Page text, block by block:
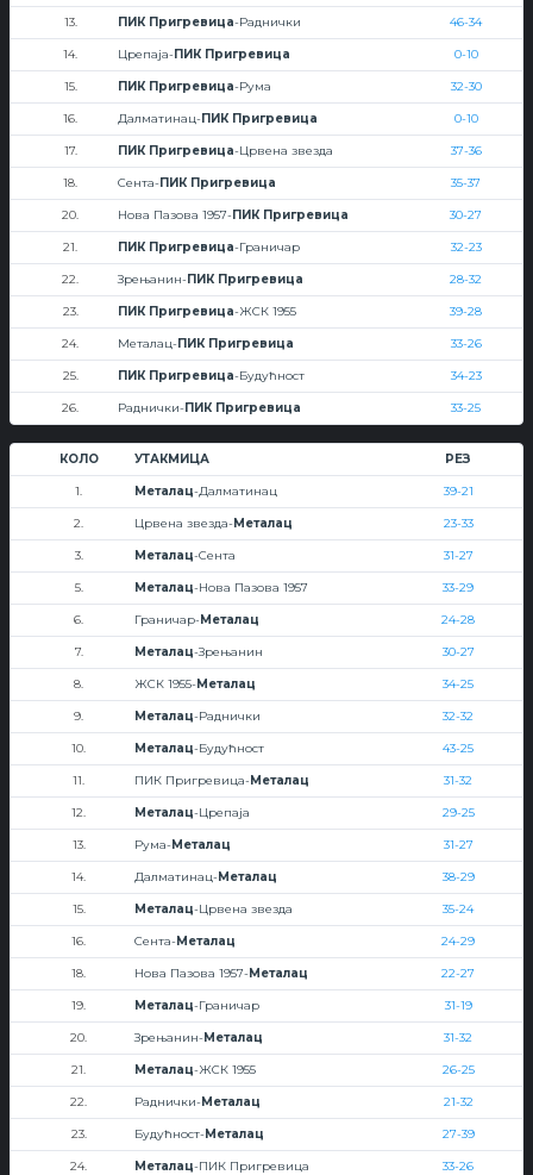
13. ПИК Пригревица-Раднички 46-34
14. Црепаја-ПИК Пригревица 0-10
15. ПИК Пригревица-Рума 32-30
16. Далматинац-ПИК Пригревица 0-10
17. ПИК Пригревица-Црвена звезда 37-36
18. Сента-ПИК Пригревица 35-37
20. Нова Пазова 1957-ПИК Пригревица 30-27
21. ПИК Пригревица-Граничар 32-23
22. Зрењанин-ПИК Пригревица 28-32
23. ПИК Пригревица-ЖСК 1955 39-28
24. Металац-ПИК Пригревица 33-26
25. ПИК Пригревица-Будућност 34-23
26. Раднички-ПИК Пригревица 33-25
КОЛО УТАКМИЦА РЕЗ
1. Металац-Далматинац 39-21
2. Црвена звезда-Металац 23-33
3. Металац-Сента 31-27
5. Металац-Нова Пазова 1957 33-29
6. Граничар-Металац 24-28
7. Металац-Зрењанин 30-27
8. ЖСК 1955-Металац 34-25
9. Металац-Раднички 32-32
10. Металац-Будућност 43-25
11. ПИК Пригревица-Металац 31-32
12. Металац-Црепаја 29-25
13. Рума-Металац 31-27
14. Далматинац-Металац 38-29
15. Металац-Црвена звезда 35-24
16. Сента-Металац 24-29
18. Нова Пазова 1957-Металац 22-27
19. Металац-Граничар 31-19
20. Зрењанин-Металац 31-32
21. Металац-ЖСК 1955 26-25
22. Раднички-Металац 21-32
23. Будућност-Металац 27-39
24. Металац-ПИК Пригревица 33-26